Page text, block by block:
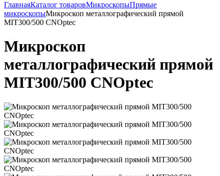
ГлавнаяКаталог товаровМикроскопыПрямые
микроскопыМикроскоп металлографический прямой
MIT300/500 CNOptec
Микроскоп
металлографический прямой
MIT300/500 CNOptec